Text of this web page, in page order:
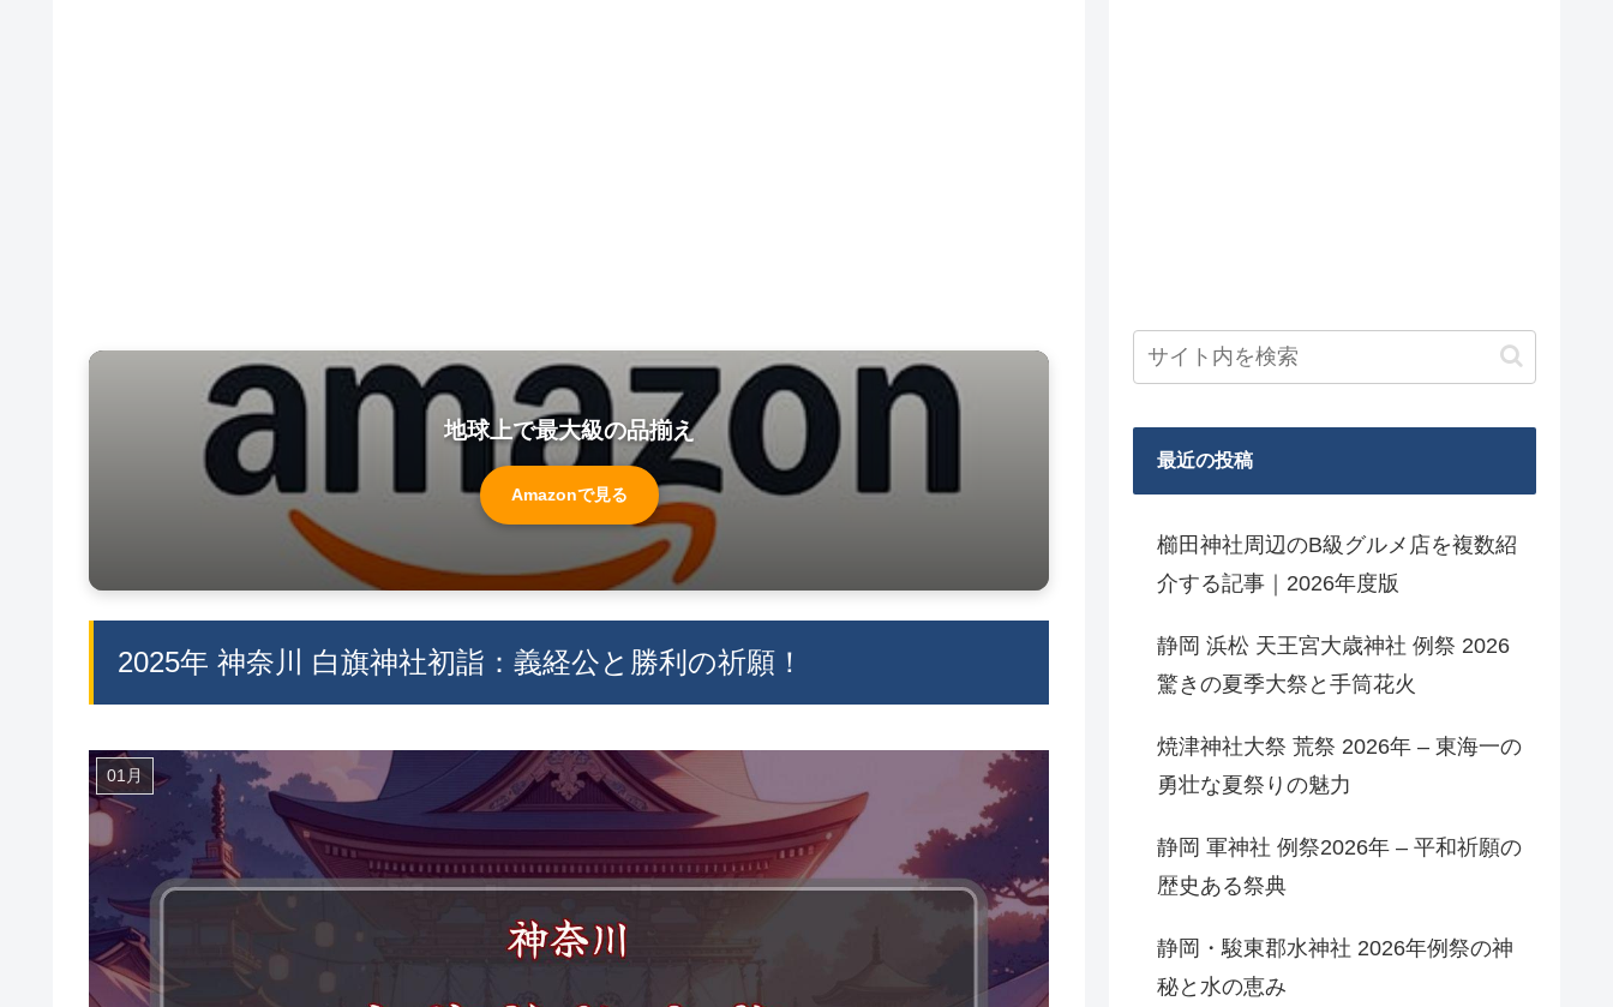
地球上で最大級の品揃え
Amazonで見る
2025年 神奈川 白旗神社初詣：義経公と勝利の祈願！
01月
最近の投稿
櫛田神社周辺のB級グルメ店を複数紹
介する記事｜2026年度版
静岡 浜松 天王宮大歳神社 例祭 2026
驚きの夏季大祭と手筒花火
焼津神社大祭 荒祭 2026年 – 東海一の
勇壮な夏祭りの魅力
静岡 軍神社 例祭2026年 – 平和祈願の
歴史ある祭典
静岡・駿東郡水神社 2026年例祭の神
秘と水の恵み